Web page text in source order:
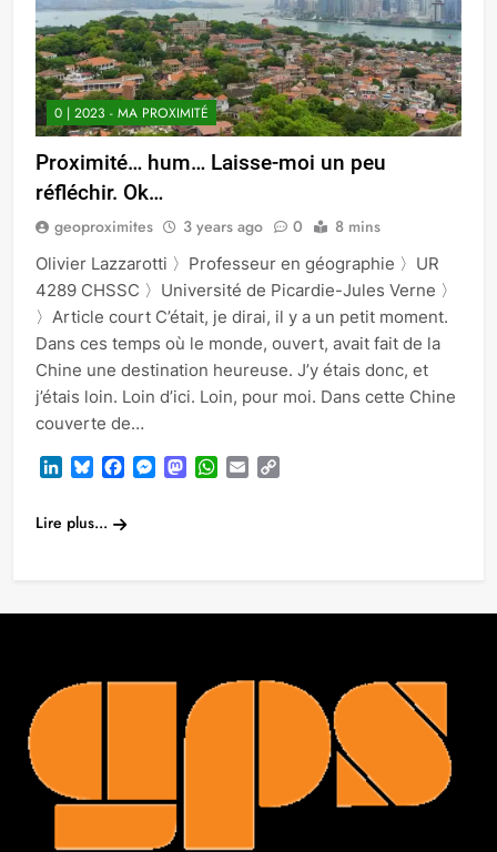
0 | 2023 - MA PROXIMITÉ
Proximité… hum… Laisse-moi un peu
réfléchir. Ok…
geoproximites 3 years ago 0 8 mins
Olivier Lazzarotti 〉Professeur en géographie 〉UR
4289 CHSSC 〉Université de Picardie-Jules Verne 〉
〉Article court C’était, je dirai, il y a un petit moment.
Dans ces temps où le monde, ouvert, avait fait de la
Chine une destination heureuse. J’y étais donc, et
j’étais loin. Loin d’ici. Loin, pour moi. Dans cette Chine
couverte de…
LinkedInBlueskyFacebook
Messenger
Mastodon
WhatsApp
Email
Lire plus...